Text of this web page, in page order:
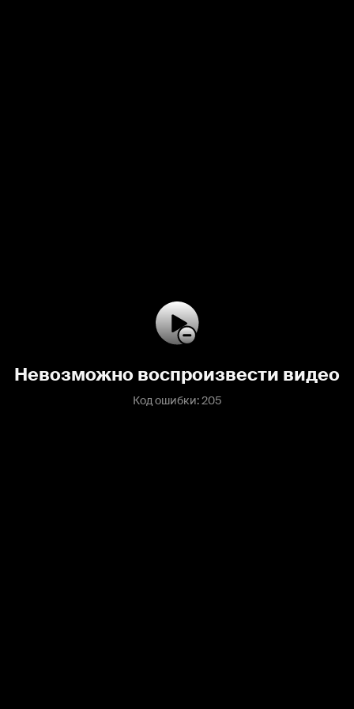
Невозможно воспроизвести видео
Код ошибки: 205